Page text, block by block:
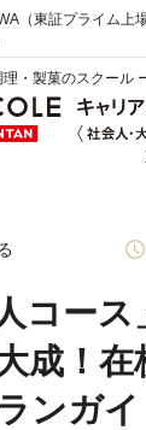
（東証プライム上場
・製菓のスクール
コー
成！在
ンガ